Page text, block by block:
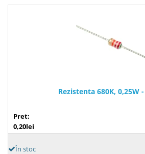
Rezistenta 680K, 0,25W
Pret:
0,20lei
În stoc